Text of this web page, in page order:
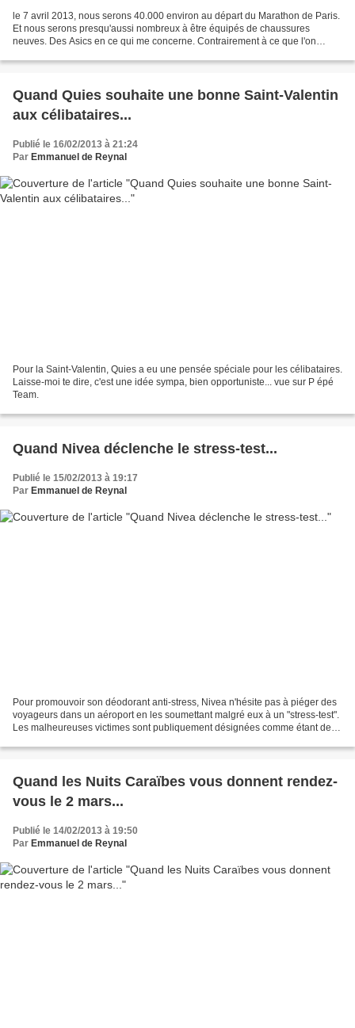
le 7 avril 2013, nous serons 40.000 environ au départ du Marathon de Paris.
Et nous serons presqu'aussi nombreux à être équipés de chaussures
neuves. Des Asics en ce qui me concerne. Contrairement à ce que l'on
Quand Quies souhaite une bonne Saint-Valentin
aux célibataires...
Publié le 16/02/2013 à 21:24
Par Emmanuel de Reynal
Pour la Saint-Valentin, Quies a eu une pensée spéciale pour les célibataires.
Laisse-moi te dire, c'est une idée sympa, bien opportuniste... vue sur P épé
Team.
Quand Nivea déclenche le stress-test...
Publié le 15/02/2013 à 19:17
Par Emmanuel de Reynal
Pour promouvoir son déodorant anti-stress, Nivea n'hésite pas à piéger des
voyageurs dans un aéroport en les soumettant malgré eux à un "stress-test".
Les malheureuses victimes sont publiquement désignées comme étant de
Quand les Nuits Caraïbes vous donnent rendez-
vous le 2 mars...
Publié le 14/02/2013 à 19:50
Par Emmanuel de Reynal